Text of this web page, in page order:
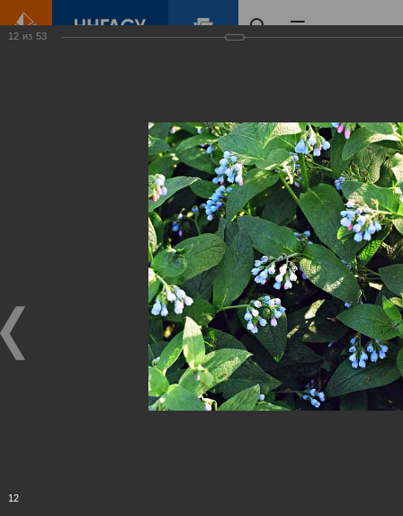
Виртуальные
выставки
(фотоальбомы)
12 из 53
12